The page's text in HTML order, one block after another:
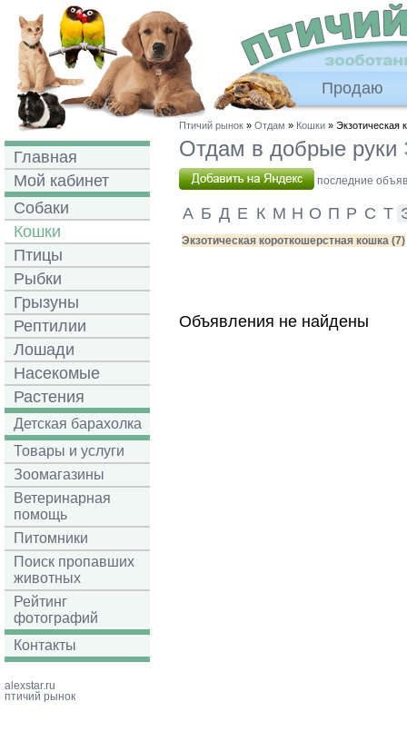
Продаю
Главная
Мой кабинет
Собаки
Кошки
Птицы
Рыбки
Грызуны
Рептилии
Лошади
Насекомые
Растения
Детская барахолка
Товары и услуги
Зоомагазины
Ветеринарная
помощь
Питомники
Поиск пропавших
животных
Рейтинг
фотографий
Контакты
Птичий рынок » Отдам » Кошки » Экзотическая
Отдам в добрые руки
последние
А Б Д Е К М Н О П Р С Т
Экзотическая короткошерстная кошка (7)
Объявления не найдены
alexstar.ru
птичий рынок